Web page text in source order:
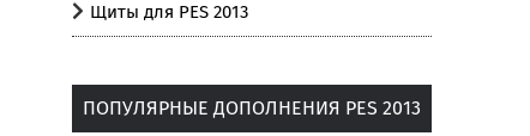
Щиты для PES 2013
ПОПУЛЯРНЫЕ ДОПОЛНЕНИЯ PES 2013